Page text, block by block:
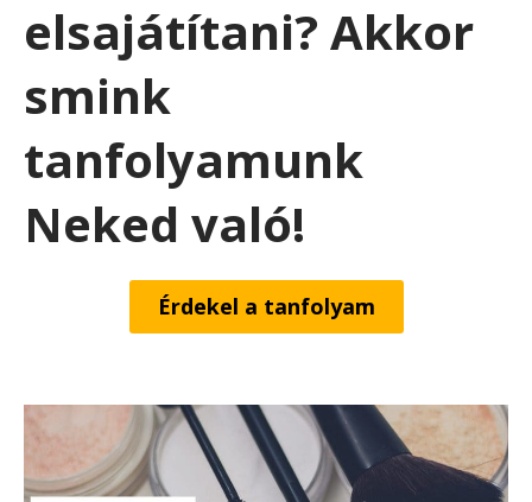
elsajátítani? Akkor
smink
tanfolyamunk
Neked való!
Érdekel a tanfolyam